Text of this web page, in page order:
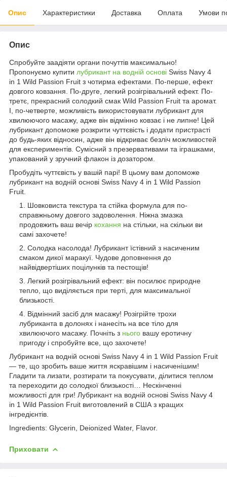
Опис Характеристики Доставка Оплата Умови
Опис
Спробуйте заадіяти органи почуттів максимально!
Пропонуємо купити лубрикант на водній основі Swiss Navy 4
in 1 Wild Passion Fruit з чотирма ефектами. По-перше, ефект
довгого ковзання. По-друге, легкий розігрівальний ефект. По-
третє, прекрасний солодкий смак Wild Passion Fruit та аромат.
І, по-четверте, можливість використовувати лубрикант для
хвилюючого масажу, адже він відмінно ковзає і не липне! Цей
лубрикант допоможе розкрити чуттєвість і додати пристрасті
до будь-яких відносин, адже він відкриває безліч можливостей
для експериментів. Сумісний з презервативами та іграшками,
упакований у зручний флакон із дозатором.
Пробудіть чуттєвість у вашій парі! В цьому вам допоможе
лубрикант на водній основі Swiss Navy 4 in 1 Wild Passion
Fruit.
Шовковиста текстура та стійка формула для по-
справжньому довгого задоволення. Ніжна змазка
продовжить ваш вечір кохання на стільки, на скільки ви
самі захочете!
Солодка насолода! Лубрикант їстівний з насиченим
смаком дикої маракуї. Чудове доповнення до
найвідвертіших поцілунків та пестощів!
Легкий розігрівальний ефект: він посилює природне
тепло, що виділяється при терті, для максимальної
близькості.
Відмінний засіб для масажу! Розігрійте трохи
лубриканта в долонях і нанесіть на все тіло для
хвилюючого масажу. Почніть з нього вашу еротичну
пригоду і спробуйте все, що захочете!
Лубрикант на водній основі Swiss Navy 4 in 1 Wild Passion Fruit
— те, що зробить ваше життя яскравішим і насиченішим!
Гладити та лизати, розтирати та покусувати, ділитися теплом
та переходити до солодкої близькості… Нескінченні
можливості для гри! Лубрикант на водній основі Swiss Navy 4
in 1 Wild Passion Fruit виготовлений в США з кращих
інгредієнтів.
Ingredients: Glycerin, Deionized Water, Flavor.
Приховати